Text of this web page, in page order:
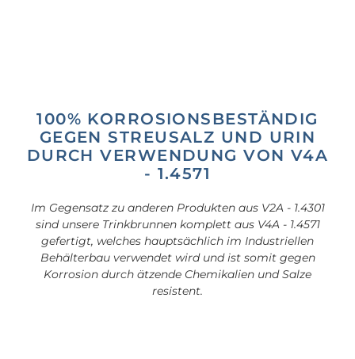
100% KORROSIONSBESTÄNDIG
GEGEN STREUSALZ UND URIN
DURCH VERWENDUNG VON V4A
- 1.4571
Im Gegensatz zu anderen Produkten aus V2A - 1.4301
sind unsere Trinkbrunnen komplett aus V4A - 1.4571
gefertigt, welches hauptsächlich im Industriellen
Behälterbau verwendet wird und ist somit gegen
Korrosion durch ätzende Chemikalien und Salze
resistent.